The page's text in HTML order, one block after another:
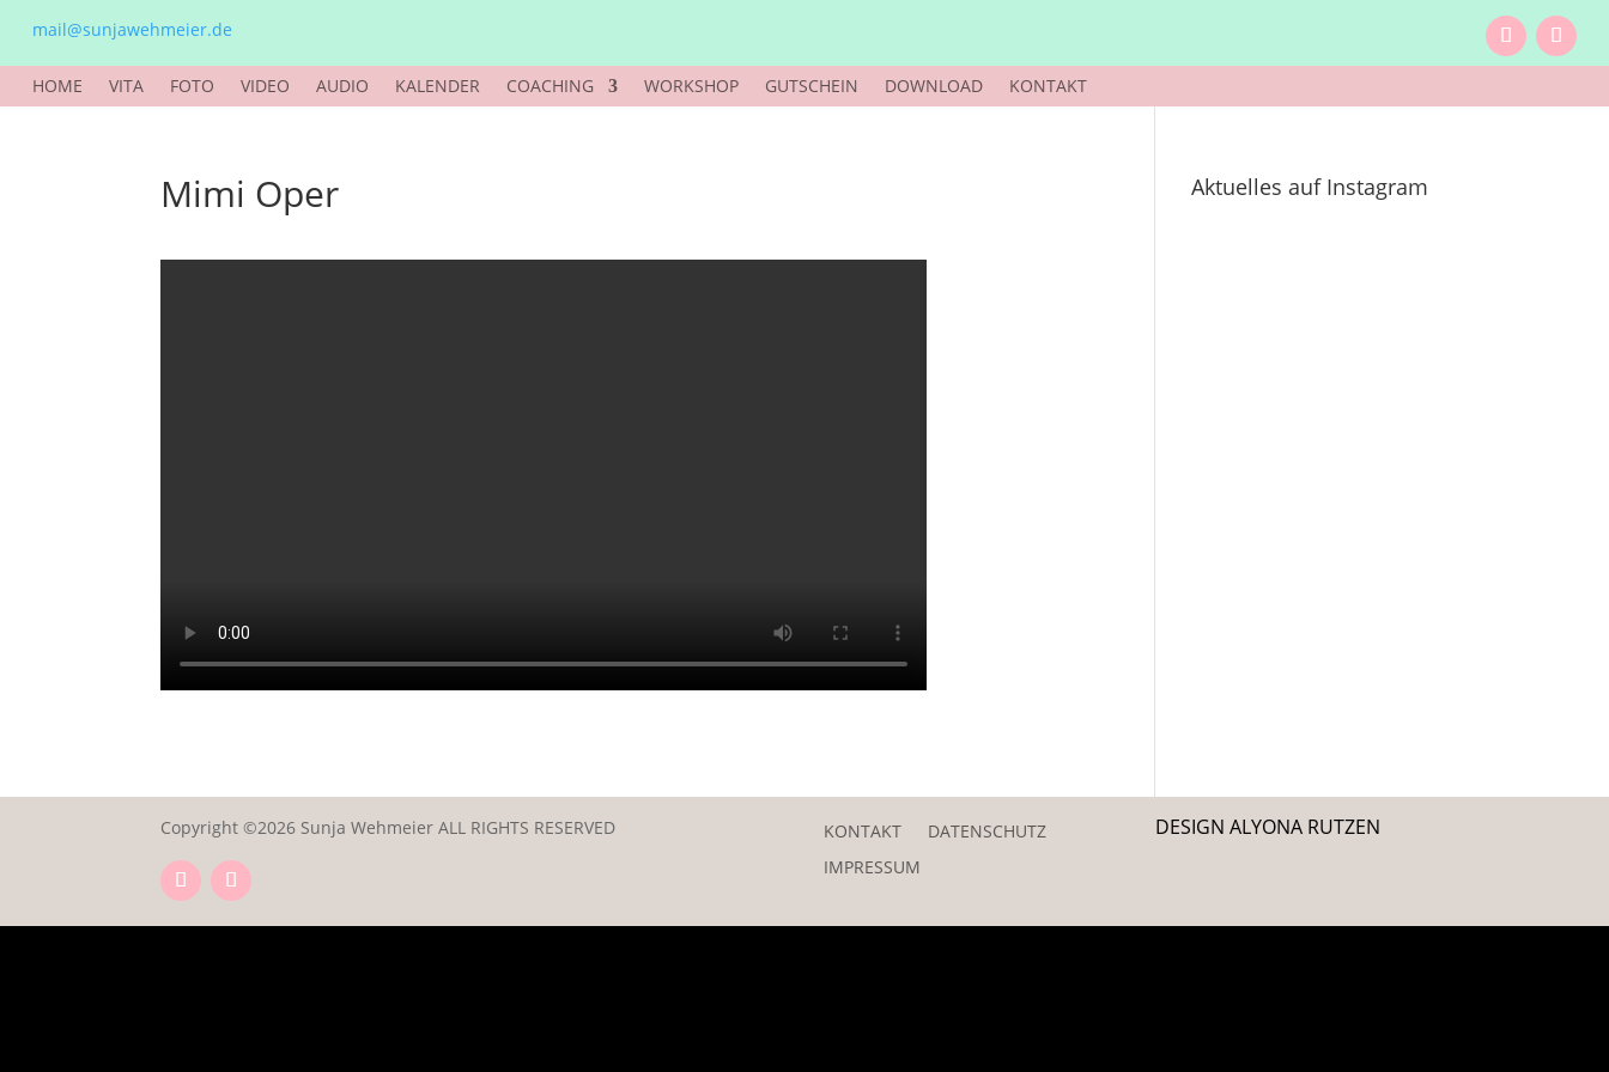
mail@sunjawehmeier.de
HOME VITA FOTO VIDEO AUDIO KALENDER COACHING WORKSHOP GUTSCHEIN DOWNLOAD KONTAKT
Mimi Oper Aktuelles auf Instagram
Copyright ©2026 Sunja Wehmeier ALL RIGHTS RESERVED KONTAKT
DATENSCHUTZ
IMPRESSUM
DESIGN ALYONA RUTZEN